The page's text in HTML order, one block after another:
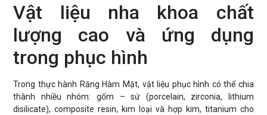
Vật liệu nha khoa chất
lượng cao và ứng dụng
trong phục hình
Trong thực hành Răng Hàm Mặt, vật liệu phục hình có thể chia
thành nhiều nhóm: gốm – sứ (porcelain, zirconia, lithium
disilicate), composite resin, kim loại và hợp kim, titanium cho